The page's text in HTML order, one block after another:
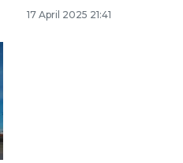
17 April 2025 21:41